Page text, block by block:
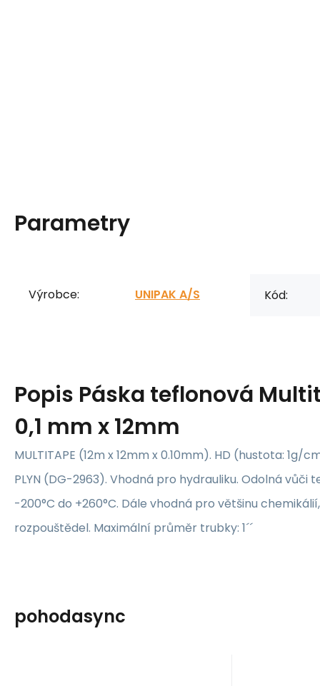
Parametry
Výrobce: UNIPAK A/S Kód:
Popis Páska teflonová
0,1 mm x 12mm
MULTITAPE (12m x 12mm x 0.10mm). HD (hustota: 1g/
PLYN (DG-2963). Vhodná pro hydrauliku. Odolná vůči
-200°C do +260°C. Dále vhodná pro většinu
rozpouštědel. Maximální průměr trubky: 1´´
pohodasync